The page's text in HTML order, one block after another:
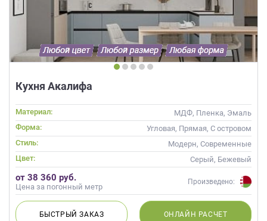
Кухня Акалифа
Материал:
МДФ, Пленка, Эмаль
Форма:
Угловая, Прямая, С островом
Стиль:
Модерн, Современные
Цвет:
Серый, Бежевый
от 38 360 руб.
Цена за погонный метр
Произведено:
БЫСТРЫЙЗАКАЗ ОНЛАЙН РАСЧЕТ